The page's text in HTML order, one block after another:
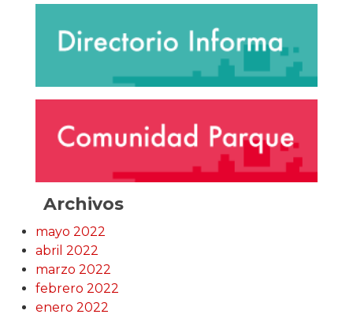
Archivos
mayo 2022
abril 2022
marzo 2022
febrero 2022
enero 2022